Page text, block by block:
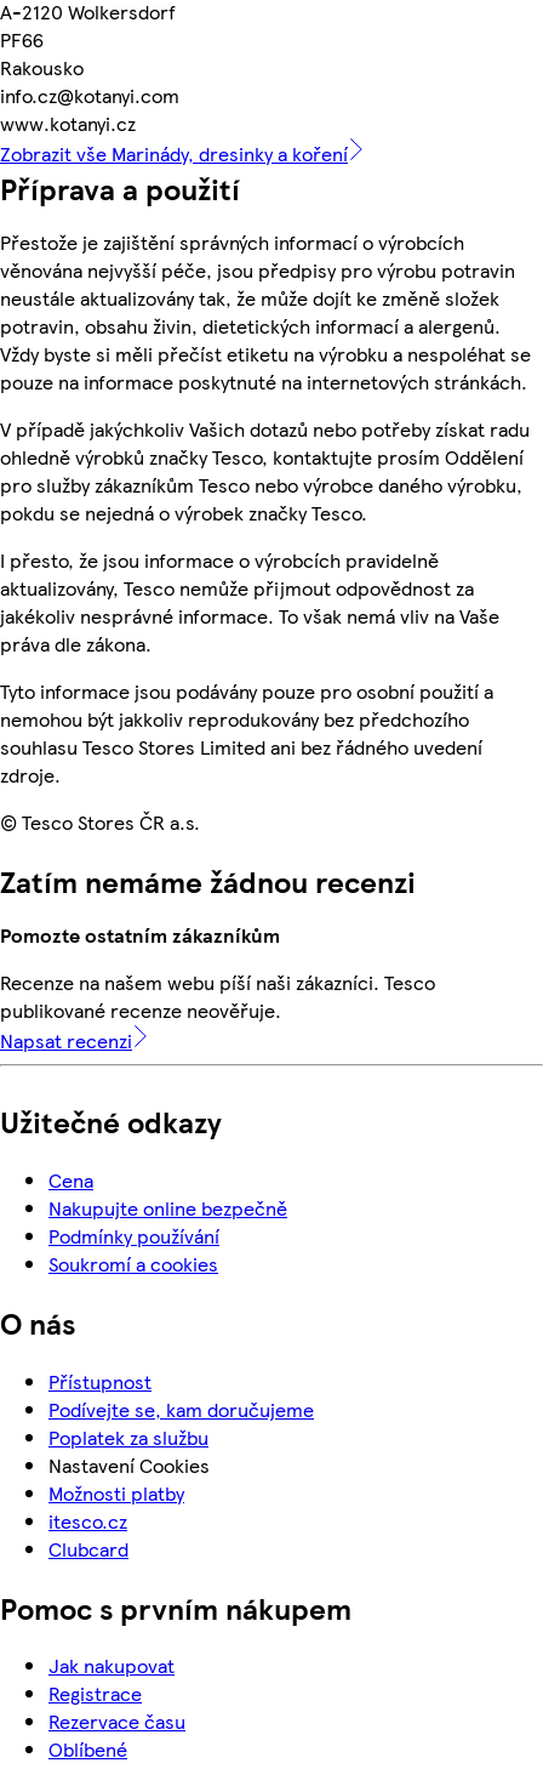
A-2120 Wolkersdorf
PF66
Rakousko
info.cz@kotanyi.com
www.kotanyi.cz
Zobrazit vše Marinády, dresinky a koření
Příprava a použití
Přestože je zajištění správných informací o výrobcích
věnována nejvyšší péče, jsou předpisy pro výrobu potravin
neustále aktualizovány tak, že může dojít ke změně složek
potravin, obsahu živin, dietetických informací a alergenů.
Vždy byste si měli přečíst etiketu na výrobku a nespoléhat se
pouze na informace poskytnuté na internetových stránkách.
V případě jakýchkoliv Vašich dotazů nebo potřeby získat radu
ohledně výrobků značky Tesco, kontaktujte prosím Oddělení
pro služby zákazníkům Tesco nebo výrobce daného výrobku,
pokdu se nejedná o výrobek značky Tesco.
I přesto, že jsou informace o výrobcích pravidelně
aktualizovány, Tesco nemůže přijmout odpovědnost za
jakékoliv nesprávné informace. To však nemá vliv na Vaše
práva dle zákona.
Tyto informace jsou podávány pouze pro osobní použití a
nemohou být jakkoliv reprodukovány bez předchozího
souhlasu Tesco Stores Limited ani bez řádného uvedení
zdroje.
© Tesco Stores ČR a.s.
Zatím nemáme žádnou recenzi
Pomozte ostatním zákazníkům
Recenze na našem webu píší naši zákazníci. Tesco
publikované recenze neověřuje.
Napsat recenzi
Užitečné odkazy
Cena
Nakupujte online bezpečně
Podmínky používání
Soukromí a cookies
O nás
Přístupnost
Podívejte se, kam doručujeme
Poplatek za službu
Nastavení Cookies
Možnosti platby
itesco.cz
Clubcard
Pomoc s prvním nákupem
Jak nakupovat
Registrace
Rezervace času
Oblíbené